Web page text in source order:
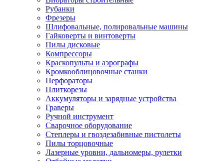
Рубанки
Фрезеры
Шлифовальные, полировальные машины
Гайковерты и винтоверты
Пилы дисковые
Компрессоры
Краскопульты и аэрографы
Кромкооблицовочные станки
Перфораторы
Плиткорезы
Аккумуляторы и зарядные устройства
Граверы
Ручной инструмент
Сварочное оборудование
Степлеры и гвоздезабивные пистолеты
Пилы торцовочные
Лазерные уровни, дальномеры, рулетки